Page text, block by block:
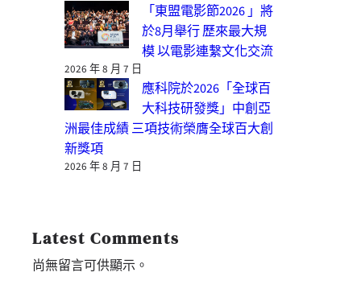
「東盟電影節2026 」將
於8月舉行 歷來最大規
模 以電影連繫文化交流
2026 年 8 月 7 日
應科院於2026「全球百
大科技研發獎」中創亞
洲最佳成績 三項技術榮膺全球百大創
新獎項
2026 年 8 月 7 日
Latest Comments
尚無留言可供顯示。